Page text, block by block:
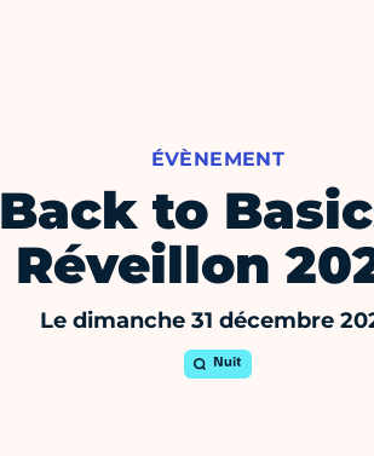
ÉVÈNEMENT
Back to
Réveillon
Le dimanche 31 décembre
Nuit